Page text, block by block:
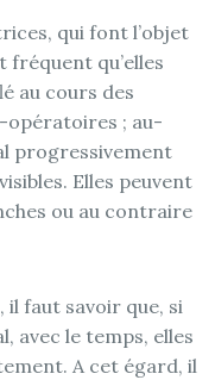
qui font l’objet
fréquent qu’elles
au cours des
opératoires ; au-
progressivement
Elles peuvent
ou au contraire
il faut savoir que, si
avec le temps, elles
A cet égard, il